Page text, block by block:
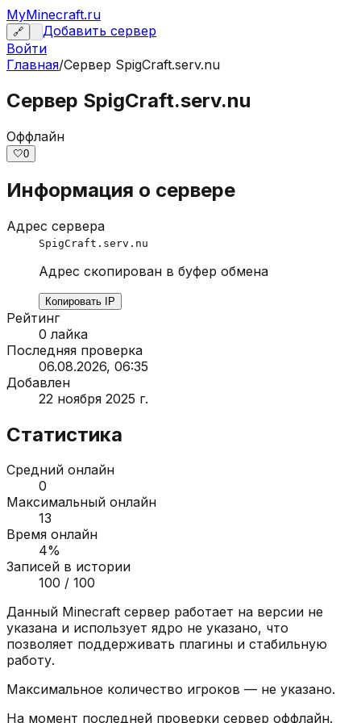
MyMinecraft.ru
🔗
Добавить сервер
Войти
Главная/Сервер SpigCraft.serv.nu
Сервер SpigCraft.serv.nu
Оффлайн
🤍0
Информация о сервере
Адрес сервера
SpigCraft.serv.nu
Адрес скопирован в буфер обмена
Копировать IP
Рейтинг
0 лайка
Последняя проверка
06.08.2026, 06:35
Добавлен
22 ноября 2025 г.
Статистика
Средний онлайн
0
Максимальный онлайн
13
Время онлайн
4%
Записей в истории
100 / 100
Данный Minecraft сервер работает на версии не
указана и использует ядро не указано, что
позволяет поддерживать плагины и стабильную
работу.
Максимальное количество игроков — не указано.
На момент последней проверки сервер оффлайн.